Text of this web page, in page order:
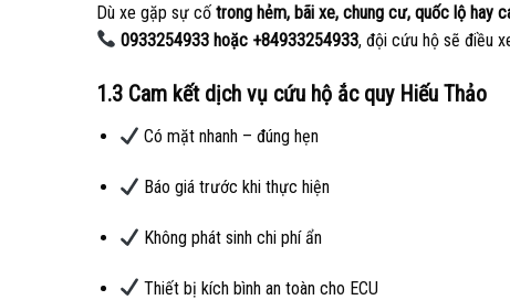
Dù xe gặp sự cố trong hẻm, bãi xe, chung cư, quốc lộ hay
0933254933 hoặc +84933254933, đội cứu hộ sẽ điều
1.3 Cam kết dịch vụ cứu hộ ắc quy Hiếu Thảo
Có mặt nhanh – đúng hẹn
Báo giá trước khi thực hiện
Không phát sinh chi phí ẩn
Thiết bị kích bình an toàn cho ECU